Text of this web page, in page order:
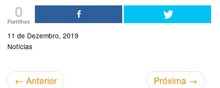
0
Partilhas
11 de Dezembro, 2019
Notícias
← Anterior Próxima →